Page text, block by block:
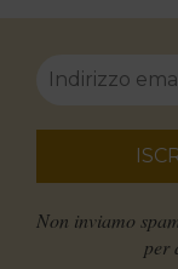
Non inviamo
per